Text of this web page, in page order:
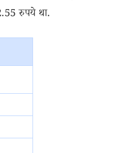
रुपये था.